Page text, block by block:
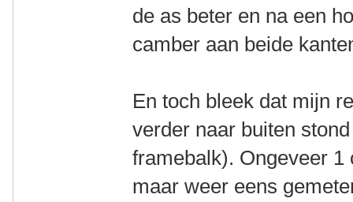
de as beter en na een
camber aan beide
En toch bleek dat mijn
verder naar buiten
framebalk). Ongeveer
maar weer eens